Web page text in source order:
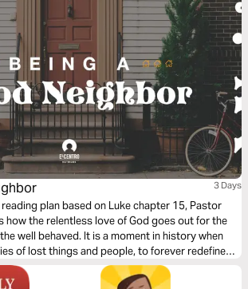
3 Days
plan based on Luke chapter 15, Pastor
how the relentless love of God goes out for the
well behaved. It is a moment in history when
of lost things and people, to forever redefine
We will discover the sweet surprise that God